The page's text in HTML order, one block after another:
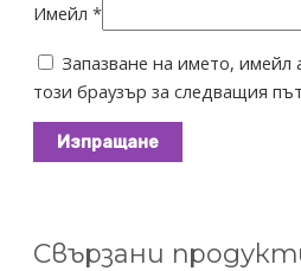
Имейл *
Запазване на името, имейл
този браузър за следващия
Свързани